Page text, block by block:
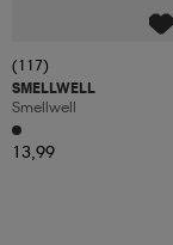
(117)
SMELLWELL
Smellwell
13,99